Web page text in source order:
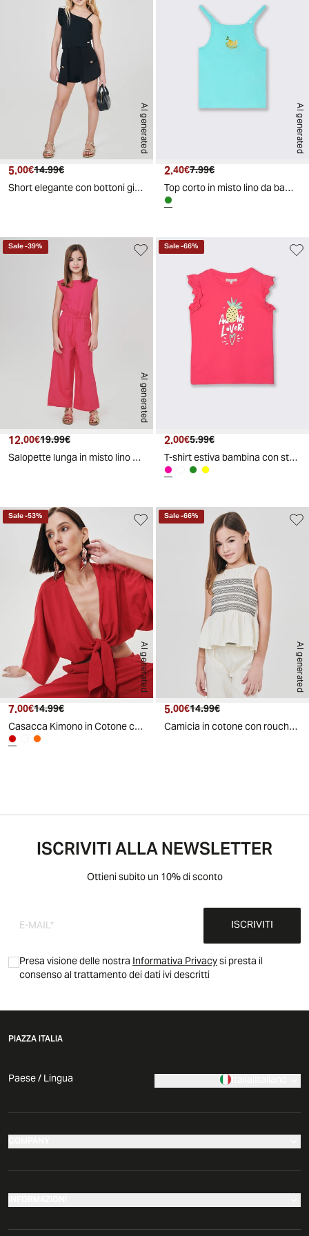
AI generated
Prezzo attuale
5.00€ Prezzo originale
14.99€
Short elegante con bottoni gioiello e pannelli - Nero
AI generated
Prezzo attuale
2.40€ Prezzo originale
7.99€
Top corto in misto lino da bambina - Verde acqua
AI generated
Sale-39%
Prezzo attuale
12.00€ Prezzo originale
19.99€
Salopette lunga in misto lino con vita elastica - Fuxia
Sale-66%
Prezzo attuale
2.00€ Prezzo originale
5.99€
T-shirt estiva bambina con stampa colorata - Fuxia
AI generated
Sale-53%
Prezzo attuale
7.00€ Prezzo originale
14.99€
Casacca Kimono in Cotone con Nodo - Rosso
AI generated
Sale-66%
Prezzo attuale
5.00€ Prezzo originale
14.99€
Camicia in cotone con rouches e smock - Beige
ISCRIVITI ALLA NEWSLETTER
Ottieni subito un 10% di sconto
ISCRIVITI
Presa visione delle nostraInformativa Privacysi presta il
consenso al trattamento dei dati ivi descritti
PIAZZA ITALIA
Paese / Lingua Italia|Italiano
I nostri negozi
Azienda